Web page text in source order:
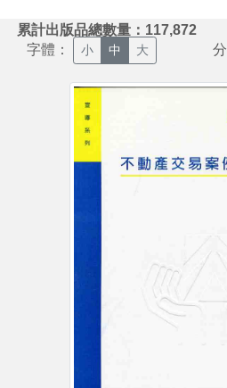
累計出版品總數量：117,872
字體： 小 中 大